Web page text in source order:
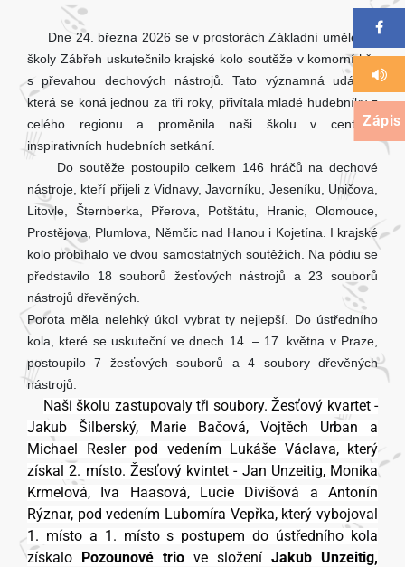
Zápis
Dne 24. března 2026 se v prostorách Základní umělecké
školy Zábřeh uskutečnilo krajské kolo soutěže v komorní hře
s převahou dechových nástrojů. Tato významná událost,
která se koná jednou za tři roky, přivítala mladé hudebníky z
celého regionu a proměnila naši školu v centrum
inspirativních hudebních setkání.
Do soutěže postoupilo celkem 146 hráčů na dechové
nástroje, kteří přijeli z Vidnavy, Javorníku, Jeseníku, Uničova,
Litovle, Šternberka, Přerova, Potštátu, Hranic, Olomouce,
Prostějova, Plumlova, Němčic nad Hanou i Kojetína. I krajské
kolo probíhalo ve dvou samostatných soutěžích. Na pódiu se
představilo 18 souborů žesťových nástrojů a 23 souborů
nástrojů dřevěných.
Porota měla nelehký úkol vybrat ty nejlepší. Do ústředního
kola, které se uskuteční ve dnech 14. – 17. května v Praze,
postoupilo 7 žesťových souborů a 4 soubory dřevěných
nástrojů.
Naši školu zastupovaly tři soubory. Žesťový kvartet -
Jakub Šilberský, Marie Bačová, Vojtěch Urban a
Michael Resler pod vedením Lukáše Václava, který
získal 2. místo. Žesťový kvintet - Jan Unzeitig, Monika
Krmelová, Iva Haasová, Lucie Divišová a Antonín
Rýznar, pod vedením Lubomíra Vepřka, který vybojoval
1. místo a 1. místo s postupem do ústředního kola
získalo Pozounové trio ve složení Jakub Unzeitig,